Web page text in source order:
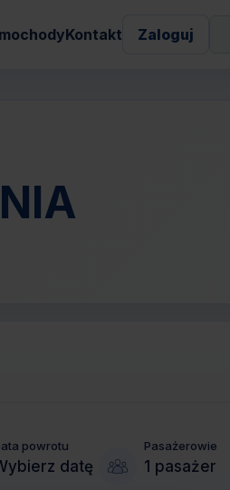
Kontakt Zaloguj
powrotu
datę
Pasażerowie
1 pasażer